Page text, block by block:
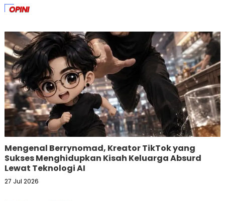
OPINI
Mengenal Berrynomad, Kreator TikTok yang
Sukses Menghidupkan Kisah Keluarga Absurd
Lewat Teknologi AI
27 Jul 2026